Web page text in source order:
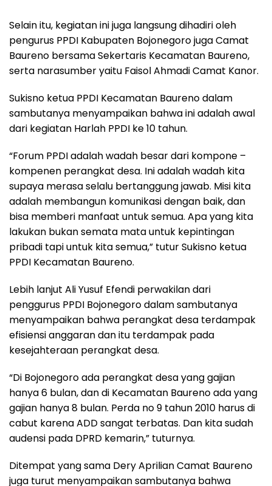
Selain itu, kegiatan ini juga langsung dihadiri oleh
pengurus PPDI Kabupaten Bojonegoro juga Camat
Baureno bersama Sekertaris Kecamatan Baureno,
serta narasumber yaitu Faisol Ahmadi Camat Kanor.
Sukisno ketua PPDI Kecamatan Baureno dalam
sambutanya menyampaikan bahwa ini adalah awal
dari kegiatan Harlah PPDI ke 10 tahun.
“Forum PPDI adalah wadah besar dari kompone –
kompenen perangkat desa. Ini adalah wadah kita
supaya merasa selalu bertanggung jawab. Misi kita
adalah membangun komunikasi dengan baik, dan
bisa memberi manfaat untuk semua. Apa yang kita
lakukan bukan semata mata untuk kepintingan
pribadi tapi untuk kita semua,” tutur Sukisno ketua
PPDI Kecamatan Baureno.
Lebih lanjut Ali Yusuf Efendi perwakilan dari
penggurus PPDI Bojonegoro dalam sambutanya
menyampaikan bahwa perangkat desa terdampak
efisiensi anggaran dan itu terdampak pada
kesejahteraan perangkat desa.
“Di Bojonegoro ada perangkat desa yang gajian
hanya 6 bulan, dan di Kecamatan Baureno ada yang
gajian hanya 8 bulan. Perda no 9 tahun 2010 harus di
cabut karena ADD sangat terbatas. Dan kita sudah
audensi pada DPRD kemarin,” tuturnya.
Ditempat yang sama Dery Aprilian Camat Baureno
juga turut menyampaikan sambutanya bahwa